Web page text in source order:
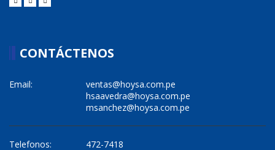
CONTÁCTENOS
Email:
ventas@hoysa.com.pe
hsaavedra@hoysa.com.pe
msanchez@hoysa.com.pe
Telefonos: 472-7418